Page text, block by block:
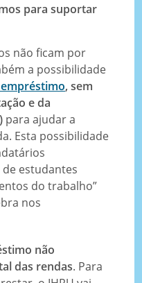
para suportar
não ficam por
a possibilidade
, sem
e da
para ajudar a
Esta possibilidade
estudantes
do trabalho”
nos
não
das rendas. Para